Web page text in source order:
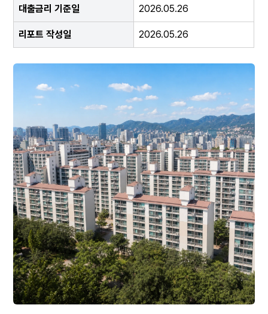
대출금리 기준일 2026.05.26
리포트 작성일 2026.05.26